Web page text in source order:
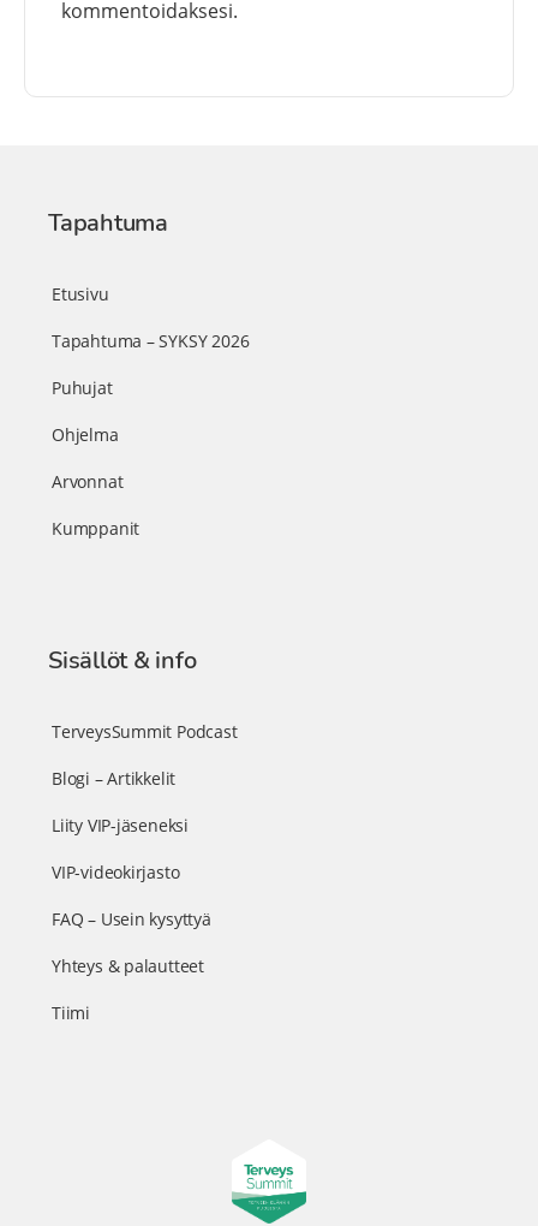
kommentoidaksesi.
Tapahtuma
Etusivu
Tapahtuma – SYKSY 2026
Puhujat
Ohjelma
Arvonnat
Kumppanit
Sisällöt & info
TerveysSummit Podcast
Blogi – Artikkelit
Liity VIP-jäseneksi
VIP-videokirjasto
FAQ – Usein kysyttyä
Yhteys & palautteet
Tiimi